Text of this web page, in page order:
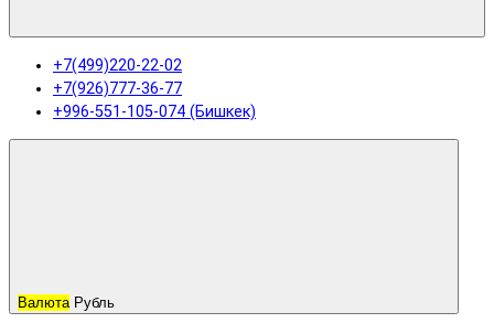
+7(499)220-22-02
+7(926)777-36-77
+996-551-105-074 (Бишкек)
Валюта Рубль